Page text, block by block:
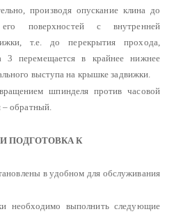
производя опускание клина до
его поверхностей с внутренней
т.е. до перекрытия прохода,
3 перемещается в крайнее нижнее
выступа на крышке задвижки.
шпинделя против часовой
– обратный.
ПОДГОТОВКА К
в удобном для обслуживания
необходимо выполнить следующие